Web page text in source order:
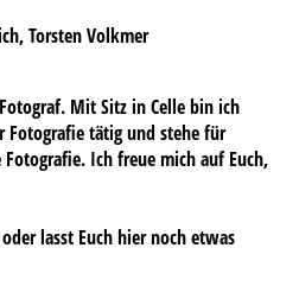
Mit Sitz in Celle bin ich
Fotografie tätig und stehe für
Ich freue mich auf Euch,
lasst Euch hier noch etwas